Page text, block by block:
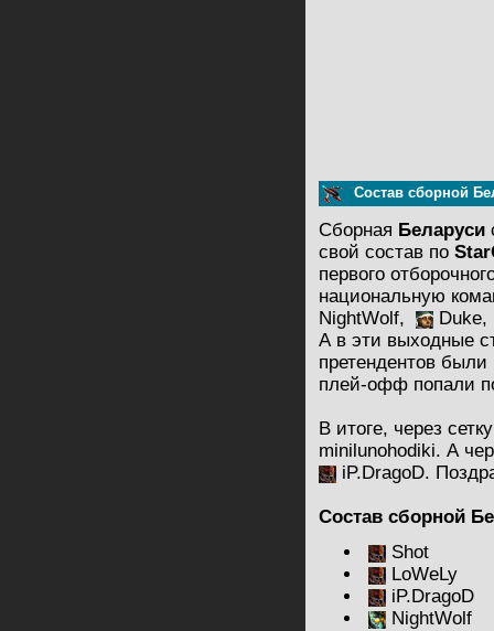
Состав сборной
Сборная Беларуси
свой состав по
первого
национальную
NightWolf,
Duke,
А в эти выходные
претендентов были
плей-офф попали
В итоге, через
minilunohodiki. А
iP.DragoD.
Состав сборной
Shot
LoWeLy
iP.DragoD
NightWolf